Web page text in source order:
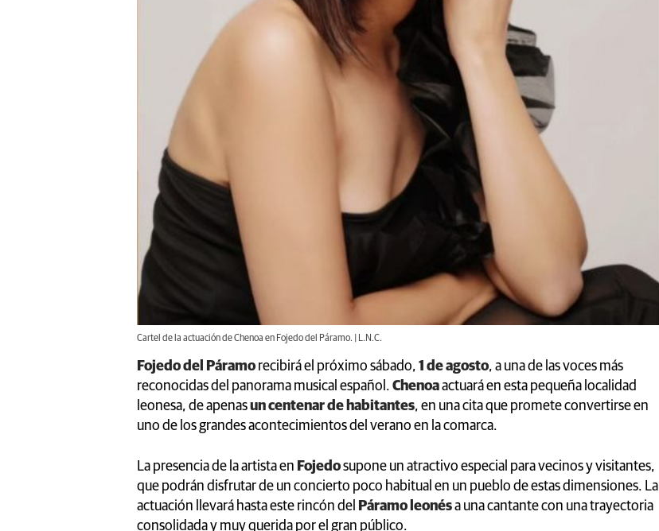
Cartel de la actuación de Chenoa en Fojedo del Páramo. | L.N.C.
Fojedo del Páramo recibirá el próximo sábado, 1 de agosto, a una de las voces más
reconocidas del panorama musical español. Chenoaactuará en esta pequeña localidad
leonesa, de apenasun centenar de habitantes, en una cita que promete convertirse en
uno de los grandes acontecimientos del verano en la comarca.
La presencia de la artista en Fojedosupone un atractivo especial para vecinos y visitantes,
que podrán disfrutar de un concierto poco habitual en un pueblo de estas dimensiones. La
actuación llevará hasta este rincón del
Páramo leonésa una cantante con una trayectoria
consolidada y muy querida por el gran público.